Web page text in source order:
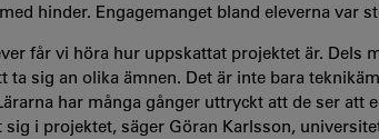
hinder. Engagemanget bland eleverna var
får vi höra hur uppskattat projektet är. Dels
ta sig an olika ämnen. Det är inte bara
har många gånger uttryckt att de ser att
i projektet, säger Göran Karlsson,